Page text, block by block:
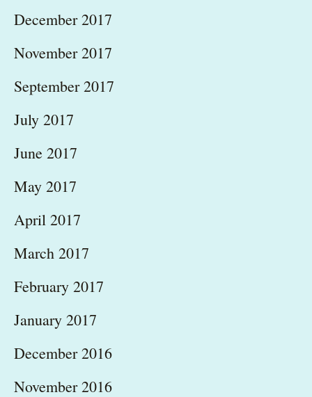
December 2017
November 2017
September 2017
July 2017
June 2017
May 2017
April 2017
March 2017
February 2017
January 2017
December 2016
November 2016